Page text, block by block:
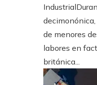
de menores
labores en
británica...